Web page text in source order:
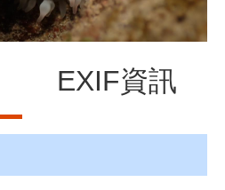
EXIF資訊